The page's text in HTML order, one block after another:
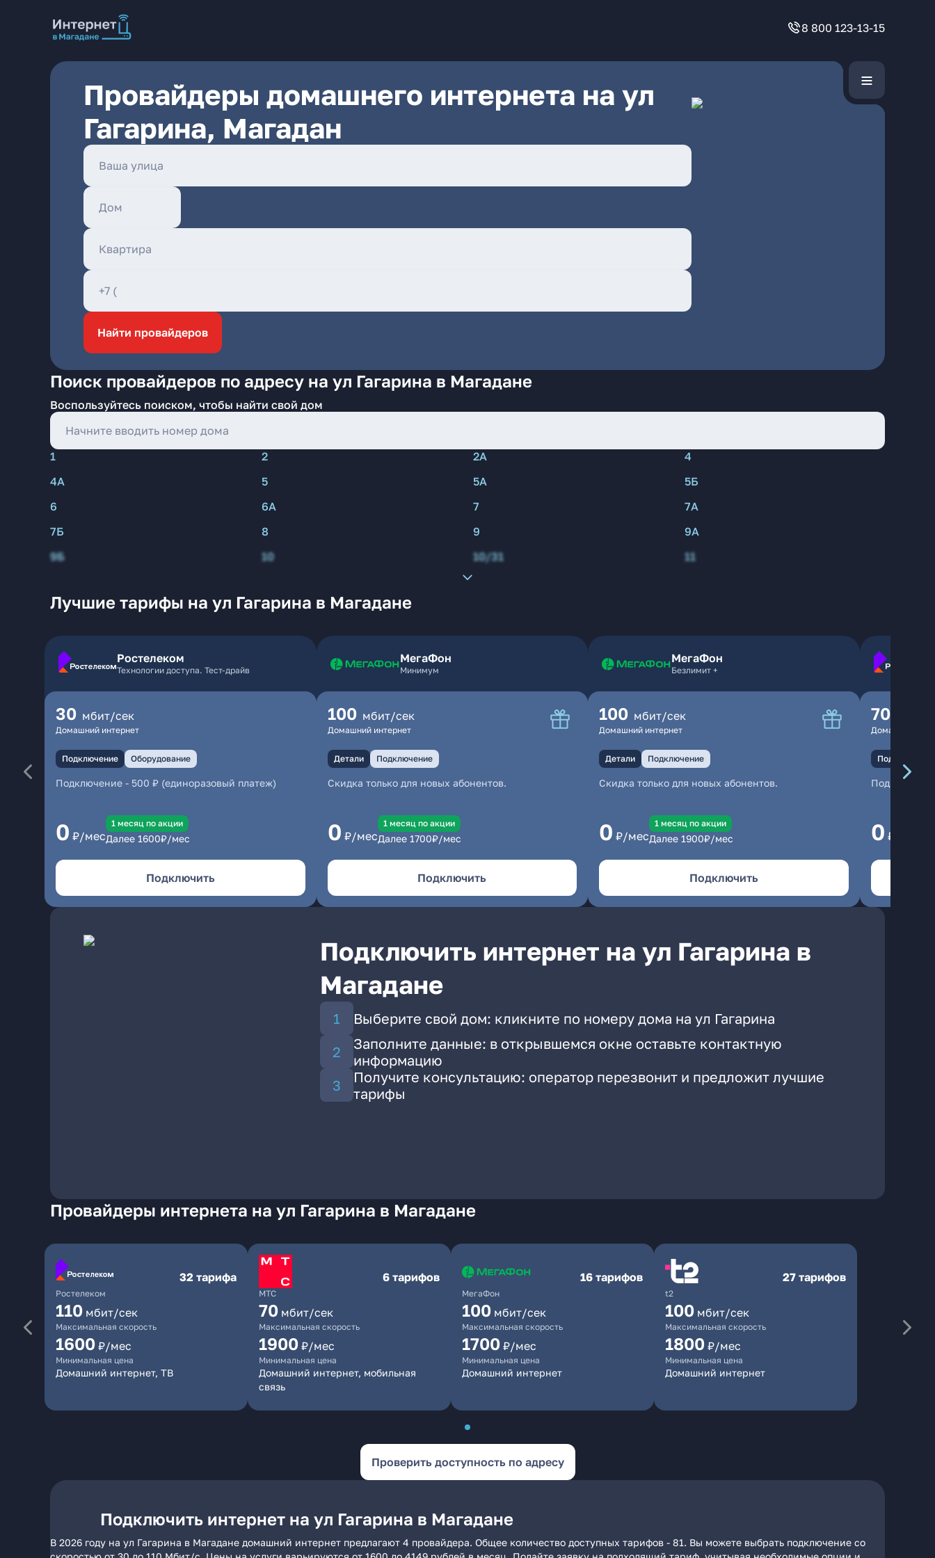
8 800 123-13-15
Провайдеры домашнего интернета на ул
Гагарина, Магадан
Найти провайдеров
Поиск провайдеров по адресу на ул Гагарина в Магадане
Воспользуйтесь поиском, чтобы найти свой дом
1 2 2А
4
4А
5 5А
5Б
6
6А 7
7А
7Б
8 9
9А
9Б
10 10/31 11
Лучшие тарифы на ул Гагарина в Магадане
Ростелеком
Технологии доступа. Тест-драйв
30 мбит/сек
Домашний интернет
Подключение Оборудование
Подключение - 500 ₽ (единоразовый платеж)
0 ₽/мес
1 месяц по акции
Далее 1600₽/мес
Подключить
МегаФон
Минимум
100 мбит/сек
Домашний интернет
Детали Подключение
Скидка только для новых абонентов.
0 ₽/мес
1 месяц по акции
Далее 1700₽/мес
Подключить
МегаФон
Безлимит +
100 мбит/сек
Домашний интернет
Детали Подключение
Скидка только для новых абонентов.
0 ₽/мес
1 месяц по акции
Далее 1900₽/мес
Подключить
70
Домашний
Подключение
0 ₽/мес
Подключить интернет на ул Гагарина в
Магадане
Выберите свой дом: кликните по номеру дома на ул Гагарина
Заполните данные: в открывшемся окне оставьте контактную
информацию
Получите консультацию: оператор перезвонит и предложит лучшие
тарифы
Провайдеры интернета на ул Гагарина в Магадане
Ростелеком
32 тарифа
110 мбит/сек
Максимальная скорость
1600 ₽/мес
Минимальная цена
Домашний интернет, ТВ
МТС
6 тарифов
70 мбит/сек
Максимальная скорость
1900 ₽/мес
Минимальная цена
Домашний интернет, мобильная
связь
МегаФон
16 тарифов
100 мбит/сек
Максимальная скорость
1700 ₽/мес
Минимальная цена
Домашний интернет
t2
27 тарифов
100 мбит/сек
Максимальная скорость
1800 ₽/мес
Минимальная цена
Домашний интернет
Проверить доступность по адресу
Подключить интернет на ул Гагарина в Магадане
В 2026 году на ул Гагарина в Магадане домашний интернет предлагают 4 провайдера. Общее количество доступных тарифов - 81. Вы можете выбрать подключение со